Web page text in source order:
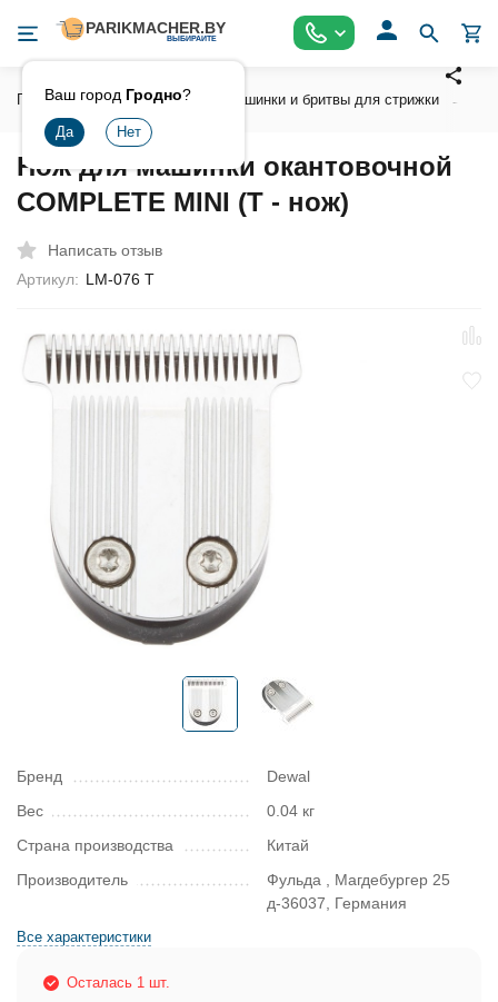
Ваш город Гродно?
Главная Инструмент Машинки и бритвы для стрижки
Нож для машинки окантовочной
COMPLETE MINI (T - нож)
Написать отзыв
Артикул: LM-076 T
Бренд
Dewal
Вес
0.04 кг
Страна производства
Китай
Производитель
Фульда , Магдебургер 25
д-36037, Германия
Все характеристики
Осталась 1 шт.